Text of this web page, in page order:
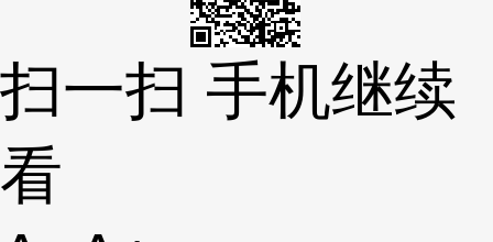
扫一扫 手机继续
看